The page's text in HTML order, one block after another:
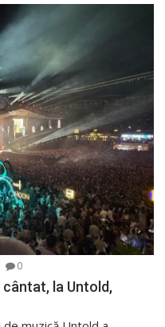
0
cântat, la Untold,